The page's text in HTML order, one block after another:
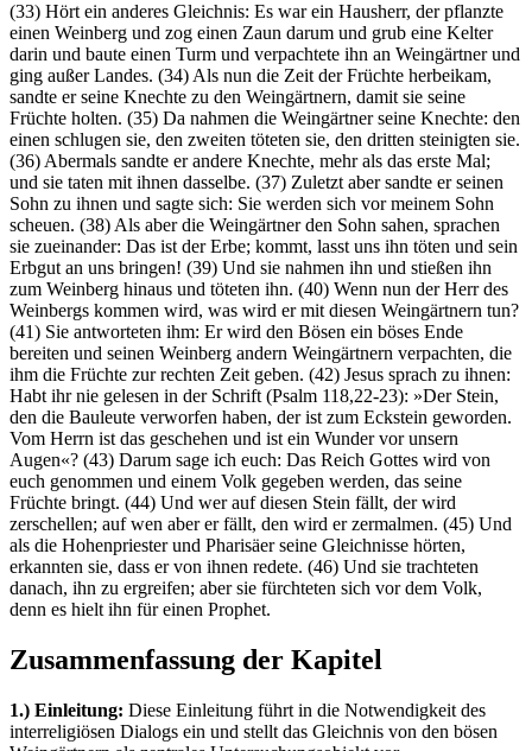
(33) Hört ein anderes Gleichnis: Es war ein Hausherr, der pflanzte
einen Weinberg und zog einen Zaun darum und grub eine Kelter
darin und baute einen Turm und verpachtete ihn an Weingärtner und
ging außer Landes. (34) Als nun die Zeit der Früchte herbeikam,
sandte er seine Knechte zu den Weingärtnern, damit sie seine
Früchte holten. (35) Da nahmen die Weingärtner seine Knechte: den
einen schlugen sie, den zweiten töteten sie, den dritten steinigten sie.
(36) Abermals sandte er andere Knechte, mehr als das erste Mal;
und sie taten mit ihnen dasselbe. (37) Zuletzt aber sandte er seinen
Sohn zu ihnen und sagte sich: Sie werden sich vor meinem Sohn
scheuen. (38) Als aber die Weingärtner den Sohn sahen, sprachen
sie zueinander: Das ist der Erbe; kommt, lasst uns ihn töten und sein
Erbgut an uns bringen! (39) Und sie nahmen ihn und stießen ihn
zum Weinberg hinaus und töteten ihn. (40) Wenn nun der Herr des
Weinbergs kommen wird, was wird er mit diesen Weingärtnern tun?
(41) Sie antworteten ihm: Er wird den Bösen ein böses Ende
bereiten und seinen Weinberg andern Weingärtnern verpachten, die
ihm die Früchte zur rechten Zeit geben. (42) Jesus sprach zu ihnen:
Habt ihr nie gelesen in der Schrift (Psalm 118,22-23): »Der Stein,
den die Bauleute verworfen haben, der ist zum Eckstein geworden.
Vom Herrn ist das geschehen und ist ein Wunder vor unsern
Augen«? (43) Darum sage ich euch: Das Reich Gottes wird von
euch genommen und einem Volk gegeben werden, das seine
Früchte bringt. (44) Und wer auf diesen Stein fällt, der wird
zerschellen; auf wen aber er fällt, den wird er zermalmen. (45) Und
als die Hohenpriester und Pharisäer seine Gleichnisse hörten,
erkannten sie, dass er von ihnen redete. (46) Und sie trachteten
danach, ihn zu ergreifen; aber sie fürchteten sich vor dem Volk,
denn es hielt ihn für einen Prophet.
Zusammenfassung der Kapitel
1.) Einleitung: Diese Einleitung führt in die Notwendigkeit des
interreligiösen Dialogs ein und stellt das Gleichnis von den bösen